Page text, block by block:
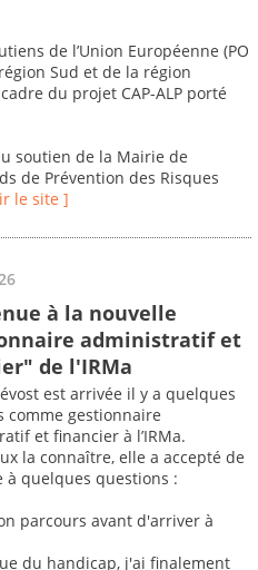
de l’Union Européenne (PO
Sud et de la région
du projet CAP-ALP porté
soutien de la Mairie de
de Prévention des Risques
le site ]
à la nouvelle
administratif et
de l'IRMa
est arrivée il y a quelques
comme gestionnaire
et financier à l’IRMa.
la connaître, elle a accepté de
à quelques questions :
parcours avant d'arriver à
du handicap, j'ai finalement